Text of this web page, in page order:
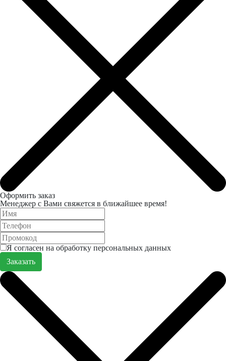
Оформить заказ
Менеджер с Вами свяжется в ближайшее время!
Я согласен на обработку персональных данных
Заказать